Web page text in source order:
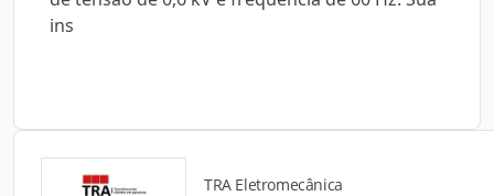
ins
TRA Eletromecânica